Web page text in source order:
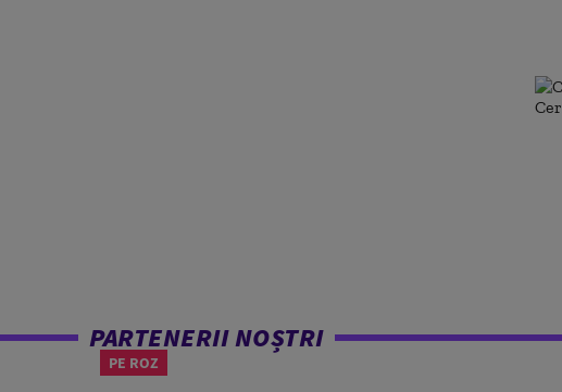
PARTENERII NOȘTRI
PE ROZ